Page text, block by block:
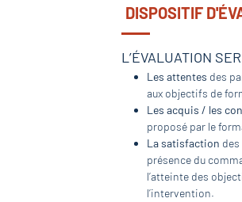
DISPOSITIF
L’ÉVALUATION
Les attentes des
aux objectifs de
Les acquis / les
proposé par le
La satisfaction
présence du
l’atteinte des
l’intervention.